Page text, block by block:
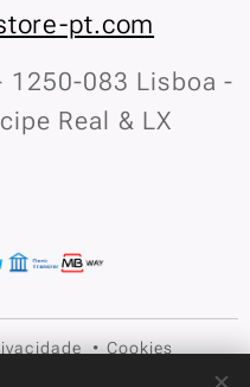
pt.com
1250-083 Lisboa -
Real & LX
Cookies